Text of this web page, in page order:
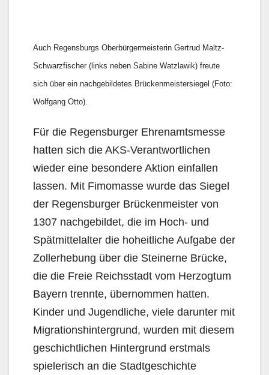
Auch Regensburgs Oberbürgermeisterin Gertrud Maltz-
Schwarzfischer (links neben Sabine Watzlawik) freute
sich über ein nachgebildetes Brückenmeistersiegel (Foto:
Wolfgang Otto).
Für die Regensburger Ehrenamtsmesse
hatten sich die AKS-Verantwortlichen
wieder eine besondere Aktion einfallen
lassen. Mit Fimomasse wurde das Siegel
der Regensburger Brückenmeister von
1307 nachgebildet, die im Hoch- und
Spätmittelalter die hoheitliche Aufgabe der
Zollerhebung über die Steinerne Brücke,
die die Freie Reichsstadt vom Herzogtum
Bayern trennte, übernommen hatten.
Kinder und Jugendliche, viele darunter mit
Migrationshintergrund, wurden mit diesem
geschichtlichen Hintergrund erstmals
spielerisch an die Stadtgeschichte